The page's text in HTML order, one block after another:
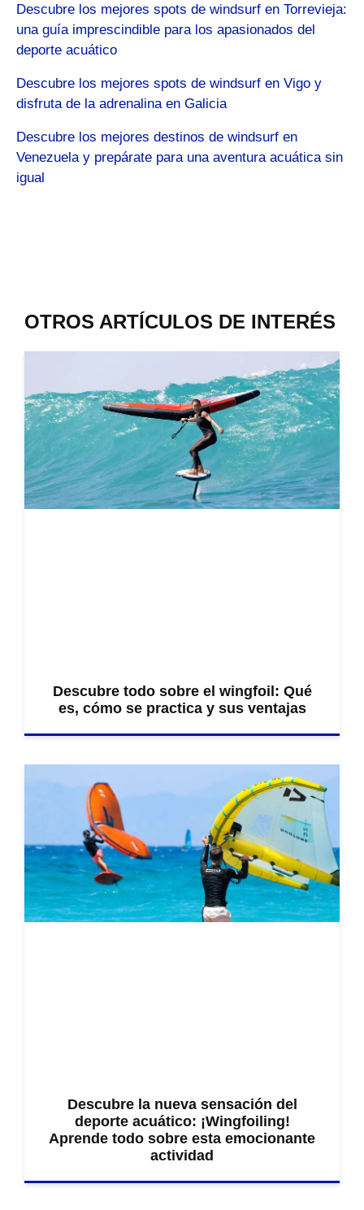
Descubre los mejores spots de windsurf en Torrevieja:
una guía imprescindible para los apasionados del
deporte acuático
Descubre los mejores spots de windsurf en Vigo y
disfruta de la adrenalina en Galicia
Descubre los mejores destinos de windsurf en
Venezuela y prepárate para una aventura acuática sin
igual
OTROS ARTÍCULOS DE INTERÉS
Descubre todo sobre el wingfoil: Qué
es, cómo se practica y sus ventajas
Descubre la nueva sensación del
deporte acuático: ¡Wingfoiling!
Aprende todo sobre esta emocionante
actividad